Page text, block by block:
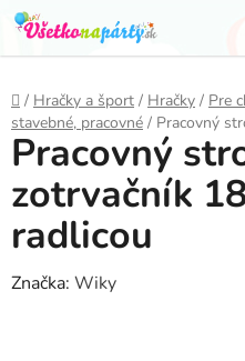
Prejsť
na
obsah
Domov
/ Hračky a šport / Hračky / Pre
stavebné, pracovné / Pracovný
Pracovný
zotrvačník
radlicou
Značka: Wiky